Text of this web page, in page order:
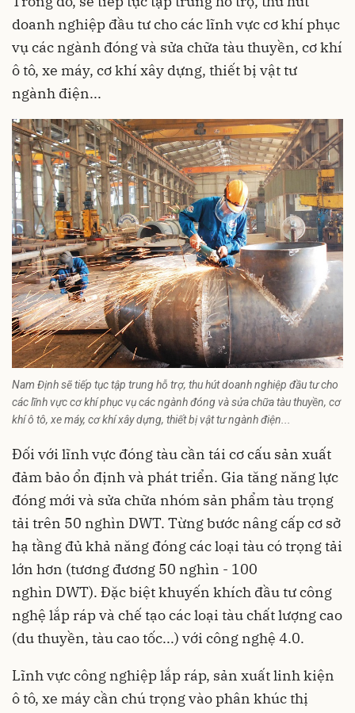
doanh nghiệp đầu tư cho các lĩnh vực cơ khí phục
vụ các ngành đóng và sửa chữa tàu thuyền, cơ khí
ô tô, xe máy, cơ khí xây dựng, thiết bị vật tư
ngành điện...
Nam Định sẽ tiếp tục tập trung hỗ trợ, thu hút doanh nghiệp đầu tư cho
các lĩnh vực cơ khí phục vụ các ngành đóng và sửa chữa tàu thuyền, cơ
khí ô tô, xe máy, cơ khí xây dựng, thiết bị vật tư ngành điện...
Đối với lĩnh vực đóng tàu cần tái cơ cấu sản xuất
đảm bảo ổn định và phát triển. Gia tăng năng lực
đóng mới và sửa chữa nhóm sản phẩm tàu trọng
tải trên 50 nghìn DWT. Từng bước nâng cấp cơ sở
hạ tầng đủ khả năng đóng các loại tàu có trọng tải
lớn hơn (tương đương 50 nghìn - 100
nghìn DWT). Đặc biệt khuyến khích đầu tư công
nghệ lắp ráp và chế tạo các loại tàu chất lượng cao
(du thuyền, tàu cao tốc...) với công nghệ 4.0.
Lĩnh vực công nghiệp lắp ráp, sản xuất linh kiện
ô tô, xe máy cần chú trọng vào phân khúc thị